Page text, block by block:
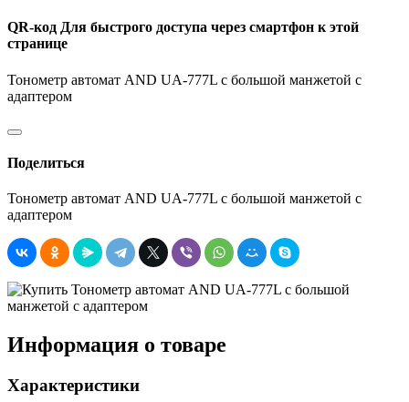
QR-код Для быстрого доступа через смартфон к этой
странице
Тонометр автомат AND UA-777L с большой манжетой с
адаптером
Поделиться
Тонометр автомат AND UA-777L с большой манжетой с
адаптером
Информация о товаре
Характеристики